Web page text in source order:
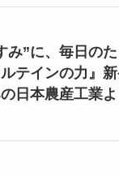
み”に、毎日の
テインの力』
日本農産工業